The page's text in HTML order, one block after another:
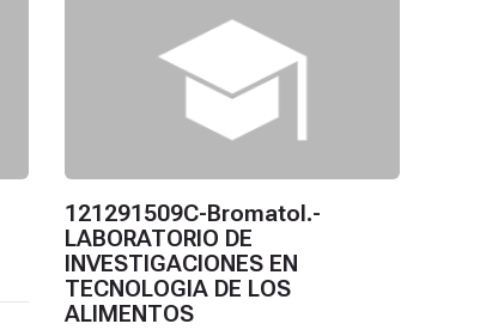
121291509C-Bromatol.-
LABORATORIO DE
INVESTIGACIONES EN
TECNOLOGIA DE LOS
ALIMENTOS